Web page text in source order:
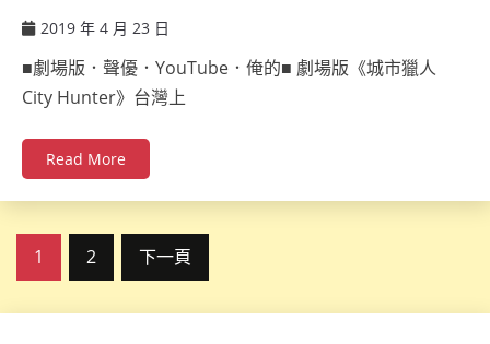
2019 年 4 月 23 日
■劇場版．聲優．YouTube．俺的■ 劇場版《城市獵人
City Hunter》台灣上
Read More
文
1 2 下一頁